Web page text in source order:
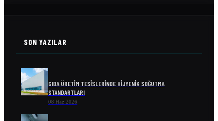
SON YAZILAR
GIDA ÜRETIM TESISLERINDE HIJYENIK SOĞUTMA
STANDARTLARI
08 Haz 2026